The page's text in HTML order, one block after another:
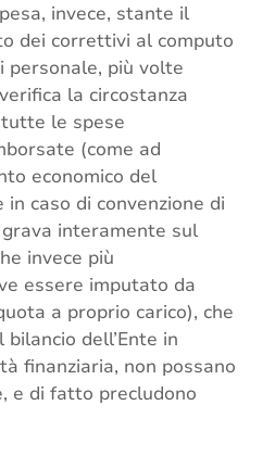
invece, stante il
dei correttivi al computo
personale, più volte
la circostanza
le spese
(come ad
economico del
caso di convenzione di
interamente sul
invece più
essere imputato da
a proprio carico), che
dell’Ente in
finanziaria, non possano
e di fatto precludono